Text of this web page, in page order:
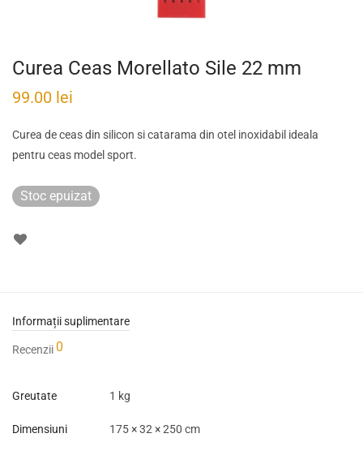
Curea Ceas Morellato Sile 22 mm
99.00 lei
Curea de ceas din silicon si catarama din otel inoxidabil ideala
pentru ceas model sport.
Stoc epuizat
Informații suplimentare
Recenzii 0
Greutate 1 kg
Dimensiuni 175 × 32 × 250 cm